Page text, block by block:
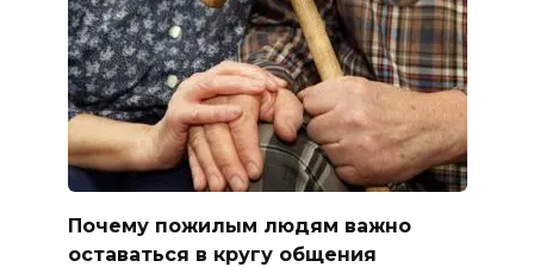
Почему пожилым людям важно
оставаться в кругу общения